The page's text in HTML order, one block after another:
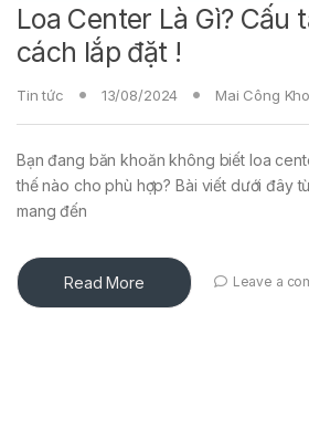
Loa Center Là Gì? Cấu
cách lắp đặt !
Tin tức 13/08/2024 Mai Công
Bạn đang băn khoăn không biết loa
thế nào cho phù hợp? Bài viết dưới đây
mang đến
Read More Leave a